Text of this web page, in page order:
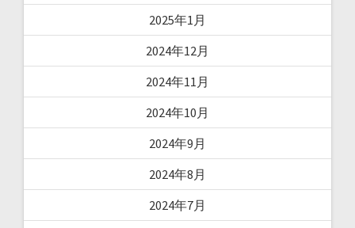
2025年1月
2024年12月
2024年11月
2024年10月
2024年9月
2024年8月
2024年7月